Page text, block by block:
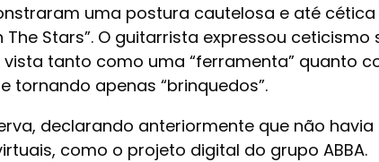
uma postura cautelosa e até
Stars”. O guitarrista expressou
tanto como uma “ferramenta” quanto
tornando apenas “brinquedos”.
declarando anteriormente que não
como o projeto digital do grupo ABBA.